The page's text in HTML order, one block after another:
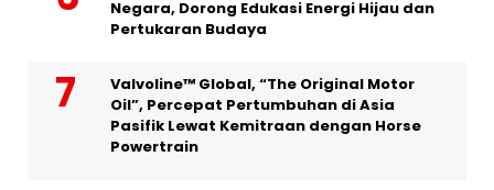
Negara, Dorong Edukasi Energi Hijau dan
Pertukaran Budaya
Valvoline™ Global, “The Original Motor
Oil”, Percepat Pertumbuhan di Asia
Pasifik Lewat Kemitraan dengan Horse
Powertrain